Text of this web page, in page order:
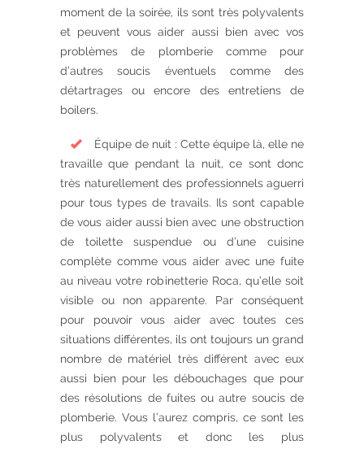
moment de la soirée, ils sont très polyvalents
et peuvent vous aider aussi bien avec vos
problèmes de plomberie comme pour
d’autres soucis éventuels comme des
détartrages ou encore des entretiens de
boilers.
Équipe de nuit : Cette équipe là, elle ne
travaille que pendant la nuit, ce sont donc
très naturellement des professionnels aguerri
pour tous types de travails. Ils sont capable
de vous aider aussi bien avec une obstruction
de toilette suspendue ou d’une cuisine
complète comme vous aider avec une fuite
au niveau votre robinetterie Roca, qu’elle soit
visible ou non apparente. Par conséquent
pour pouvoir vous aider avec toutes ces
situations différentes, ils ont toujours un grand
nombre de matériel très différent avec eux
aussi bien pour les débouchages que pour
des résolutions de fuites ou autre soucis de
plomberie. Vous l’aurez compris, ce sont les
plus polyvalents et donc les plus